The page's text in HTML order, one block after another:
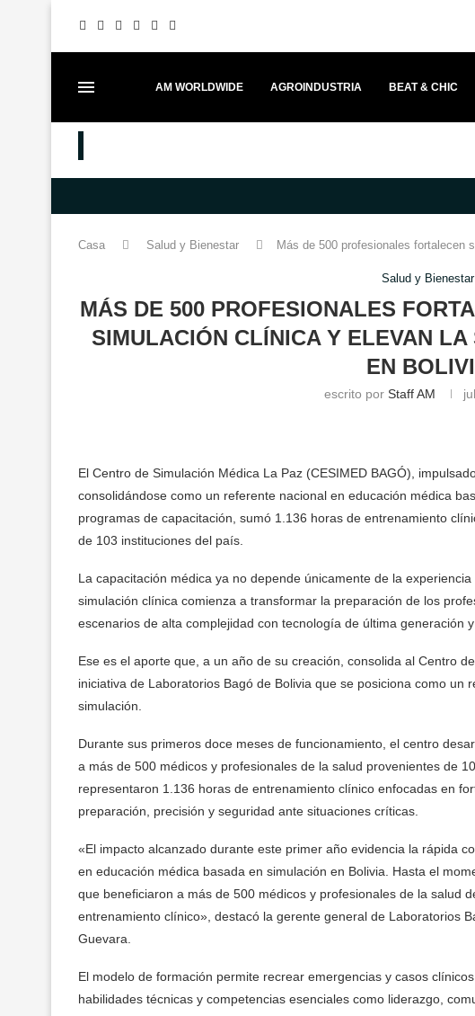
AM WORLDWIDE AGROINDUSTRIA BEAT & CHIC
Casa Salud y Bienestar Más de 500 profesionales fortalecen
Salud y Bienestar
MÁS DE 500 PROFESIONALES
SIMULACIÓN CLÍNICA Y ELEVAN
EN
escrito por Staff AM
El Centro de Simulación Médica La Paz (CESIMED BAGÓ),
consolidándose como un referente nacional en educación médica
programas de capacitación, sumó 1.136 horas de entrenamiento
de 103 instituciones del país.
La capacitación médica ya no depende únicamente de la
simulación clínica comienza a transformar la preparación de los
escenarios de alta complejidad con tecnología de última generación
Ese es el aporte que, a un año de su creación, consolida al Centro
iniciativa de Laboratorios Bagó de Bolivia que se posiciona como un
simulación.
Durante sus primeros doce meses de funcionamiento, el centro
a más de 500 médicos y profesionales de la salud provenientes de
representaron 1.136 horas de entrenamiento clínico enfocadas en
preparación, precisión y seguridad ante situaciones críticas.
«El impacto alcanzado durante este primer año evidencia la rápida
en educación médica basada en simulación en Bolivia. Hasta el
que beneficiaron a más de 500 médicos y profesionales de la salud
entrenamiento clínico», destacó la gerente general de Laboratorios
Guevara.
El modelo de formación permite recrear emergencias y casos
habilidades técnicas y competencias esenciales como liderazgo,